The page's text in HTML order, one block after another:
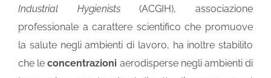
Industrial Hygienists(ACGIH), associazione
professionale a carattere scientifico che promuove
la salute negli ambienti di lavoro, ha inoltre stabilito
che leconcentrazioni aerodisperse negli ambienti di